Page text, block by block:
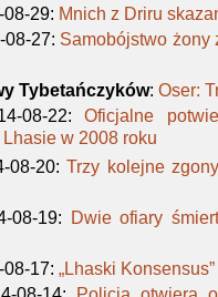
08-29: Mnich z Driru
08-27: Samobójstwo żony
Tybetańczyków:Oser:
08-22:Oficjalne
w 2008 roku
08-20:Trzy kolejne
08-19: Dwie ofiary
08-17:„Lhaski Konsensus”